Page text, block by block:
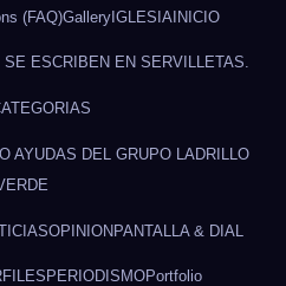
(FAQ)GalleryIGLESIAINICIO
ESCRIBEN EN SERVILLETAS.
AYUDAS DEL GRUPO LADRILLO
OPINIONPANTALLA & DIAL
PERIODISMOPortfolio